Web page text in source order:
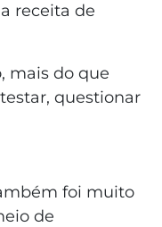
receita de
mais do que
questionar
foi muito
de